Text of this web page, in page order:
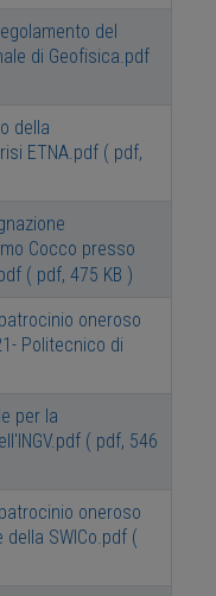
del
di Geofisica.pdf
della
ETNA.pdf ( pdf,
Cocco presso
( pdf, 475 KB )
oneroso
Politecnico di
per la
( pdf, 546
oneroso
della SWICo.pdf (